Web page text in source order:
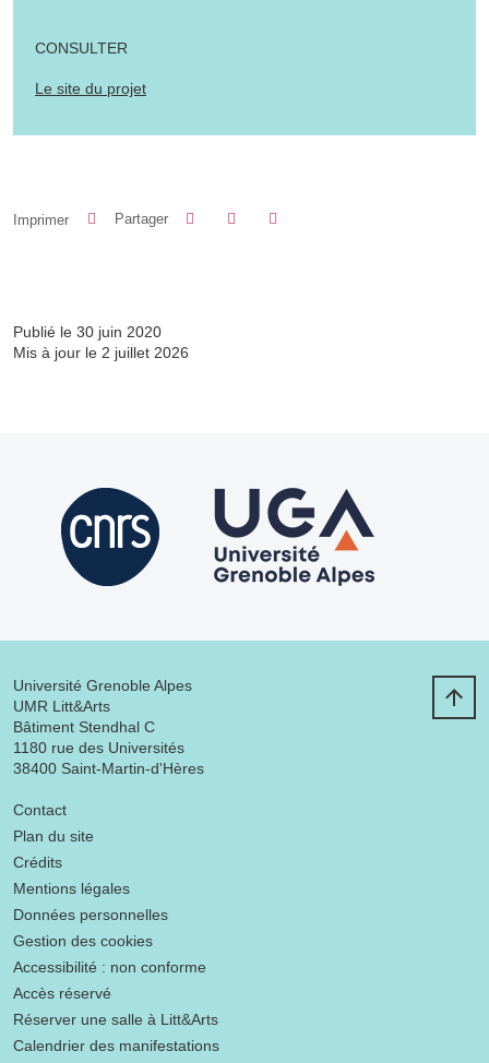
CONSULTER
Le site du projet
Imprimer Partager Partager sur Facebook
Partager sur LinkedIn
Publié le 30 juin 2020
Mis à jour le 2 juillet 2026
Université Grenoble Alpes
UMR Litt&Arts
Bâtiment Stendhal C
1180 rue des Universités
38400 Saint-Martin-d'Hères
Menu footer
Contact
Plan du site
Crédits
Mentions légales
Données personnelles
Gestion des cookies
Accessibilité : non conforme
Accès réservé
Réserver une salle à Litt&Arts
Calendrier des manifestations